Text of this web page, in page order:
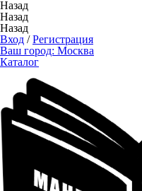
Назад
Назад
Назад
Вход /Регистрация
Ваш город: Москва
Каталог